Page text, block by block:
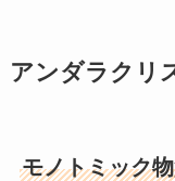
アンダラクリ
モノトミック